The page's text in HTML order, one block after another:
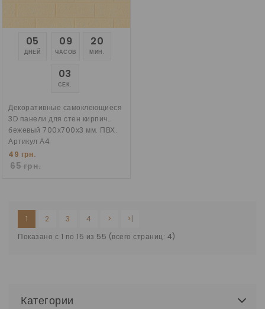
05
ДНЕЙ
09
ЧАСОВ
20
МИН.
02
СЕК.
Декоративные самоклеющиеся
3D панели для стен кирпич
бежевый 700х700х3 мм. ПВХ.
Артикул А4
49 грн.
65 грн.
1 2 3 4 >
>|
Показано с 1 по 15 из 55 (всего страниц: 4)
Категории